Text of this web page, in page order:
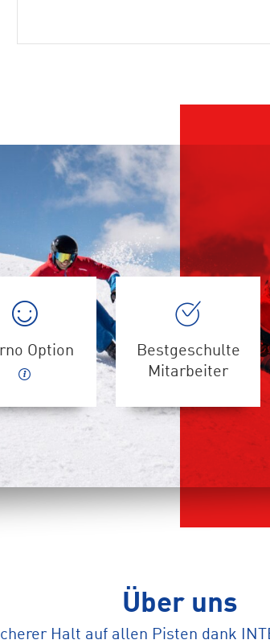
Option
Bestgeschulte
Mitarbeiter
Über uns
Halt auf allen Pisten dank